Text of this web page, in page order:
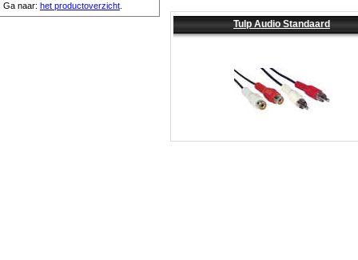
Tulp Audio Standaard
Ga naar: het productoverzicht